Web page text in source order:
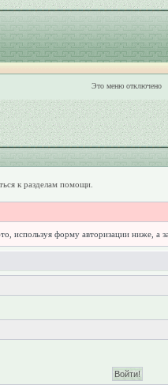
Это меню отключено
к разделам помощи.
используя форму авторизации ниже, а